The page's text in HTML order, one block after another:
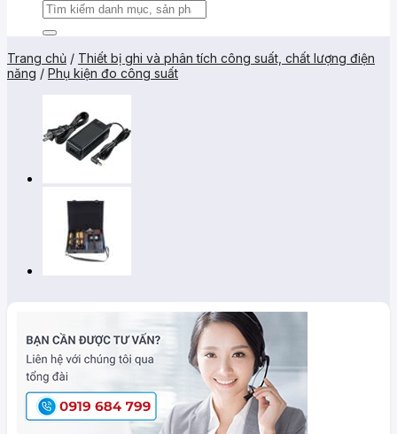
Trang chủ / Thiết bị ghi và phân tích công suất, chất lượng điện
năng / Phụ kiện đo công suất